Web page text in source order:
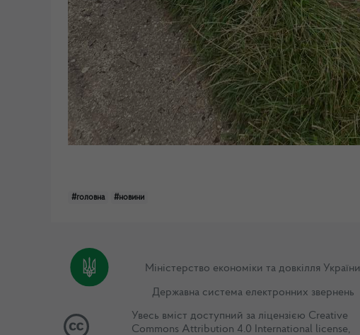
#головна #новини
Міністерство економіки та довкілля України
Державна система електронних звернень
Увесь вміст доступний за ліцензією Creative
Commons Attribution 4.0 International license,